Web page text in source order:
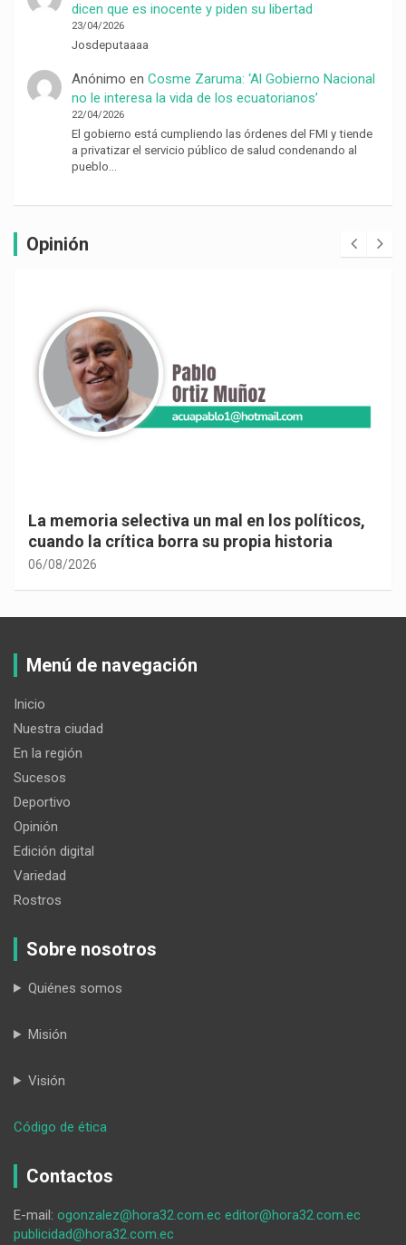
dicen que es inocente y piden su libertad
23/04/2026
Josdeputaaaa
Anónimo en Cosme Zaruma: ‘Al Gobierno Nacional
no le interesa la vida de los ecuatorianos’
22/04/2026
El gobierno está cumpliendo las órdenes del FMI y tiende
a privatizar el servicio público de salud condenando al
pueblo…
Opinión
La memoria selectiva un mal en los políticos,
cuando la crítica borra su propia historia
06/08/2026
Menú de navegación
Inicio
Nuestra ciudad
En la región
Sucesos
Deportivo
Opinión
Edición digital
Variedad
Rostros
Sobre nosotros
Quiénes somos
Misión
Visión
Código de ética
educación
Contactos
E-mail: ogonzalez@hora32.com.ec editor@hora32.com.ec
publicidad@hora32.com.ec